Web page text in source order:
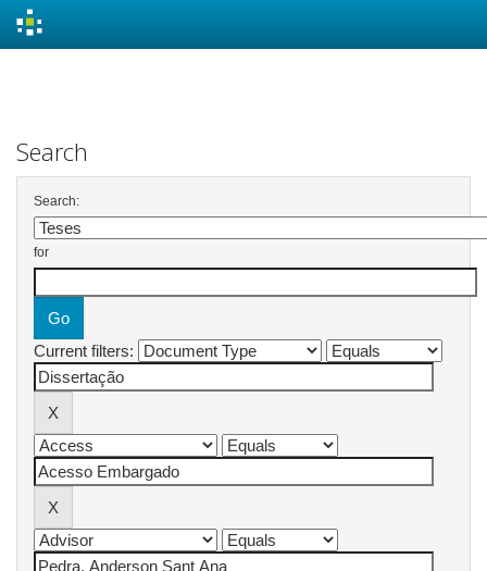
Search
Search:
for
Current filters: